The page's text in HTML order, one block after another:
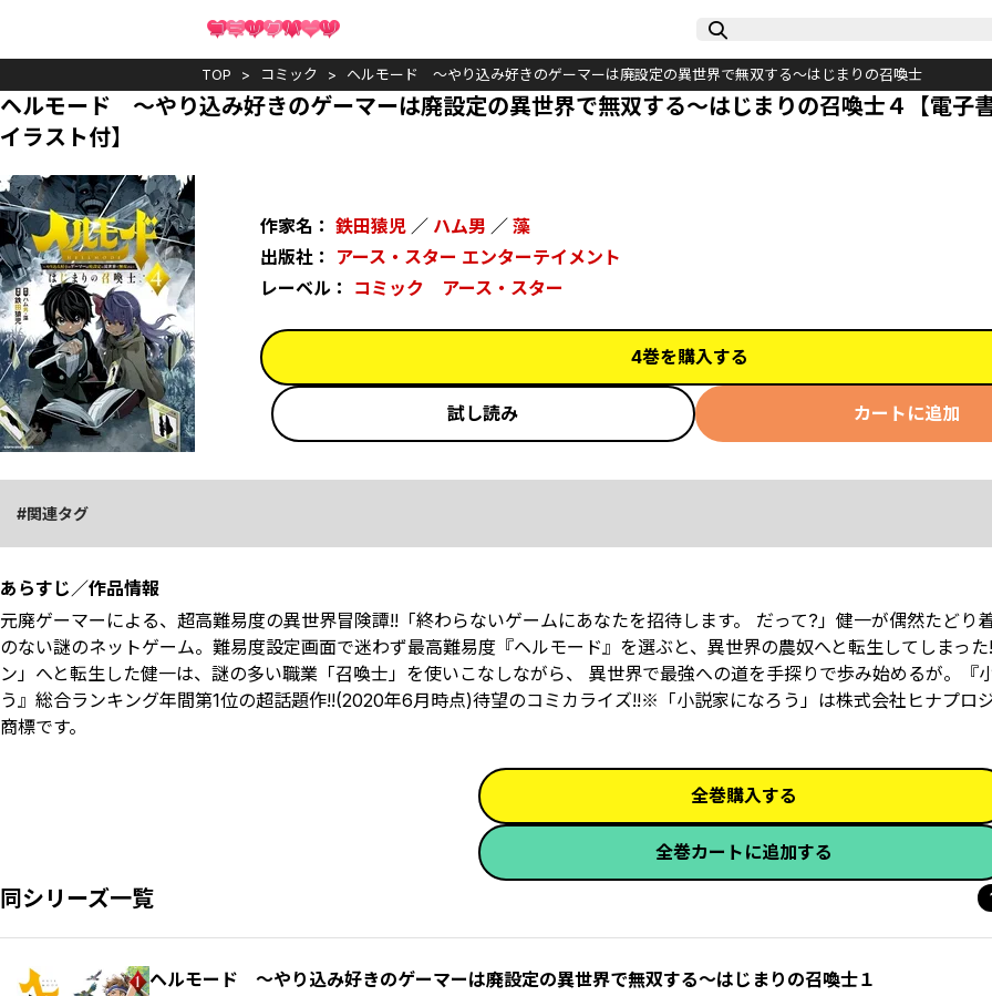
TOP コミック ヘルモード ～やり込み好きのゲーマーは廃設定の異世界で無双する～はじまりの召喚士
ヘルモード ～やり込み好きのゲーマーは廃設定の異世界で無双する～はじまりの召喚士４【電子
イラスト付】
作家名： 鉄田猿児 ／ ハム男 ／ 藻
出版社： アース・スター エンターテイメント
レーベル： コミック アース・スター
4巻を購入する
試し読み カートに追加
関連タグ
あらすじ／作品情報
元廃ゲーマーによる、超高難易度の異世界冒険譚!!「終わらないゲームにあなたを招待します。 だって?」健一が偶然たどり
のない謎のネットゲーム。難易度設定画面で迷わず最高難易度『ヘルモード』を選ぶと、異世界の農奴へと転生してしまっ
ン」へと転生した健一は、謎の多い職業「召喚士」を使いこなしながら、 異世界で最強への道を手探りで歩み始めるが――。『
う』総合ランキング年間第1位の超話題作!!(2020年6月時点)待望のコミカライズ!!※「小説家になろう」は株式会社ヒナプロ
商標です。
全巻購入する
全巻カートに追加する
同シリーズ一覧
ヘルモード ～やり込み好きのゲーマーは廃設定の異世界で無双する～はじまりの召喚士１